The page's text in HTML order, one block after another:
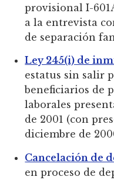
provisional I-
a la entrevista
de separación
Ley 245(i) de
estatus sin salir
beneficiarios de
laborales
de 2001 (con
diciembre de
Cancelación de
en proceso de